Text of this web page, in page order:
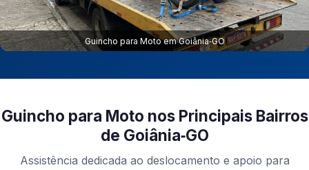
Guincho para Moto em Goiânia‑GO
Guincho para Moto nos Principais Bairros
de Goiânia‑GO
Assistência dedicada ao deslocamento e apoio para